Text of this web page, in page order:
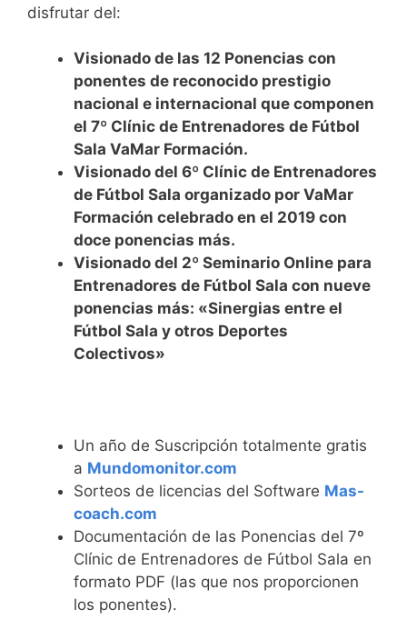
disfrutar del:
Visionado de las 12 Ponencias con
ponentes de reconocido prestigio
nacional e internacional que componen
el 7º Clínic de Entrenadores de Fútbol
Sala VaMar Formación.
Visionado del 6º Clínic de Entrenadores
de Fútbol Sala organizado por VaMar
Formación celebrado en el 2019 con
doce ponencias más.
Visionado del 2º Seminario Online para
Entrenadores de Fútbol Sala con nueve
ponencias más: «Sinergias entre el
Fútbol Sala y otros Deportes
Colectivos»
Un año de Suscripción totalmente gratis
a Mundomonitor.com
Sorteos de licencias del Software Mas-
coach.com
Documentación de las Ponencias del 7º
Clínic de Entrenadores de Fútbol Sala en
formato PDF (las que nos proporcionen
los ponentes).